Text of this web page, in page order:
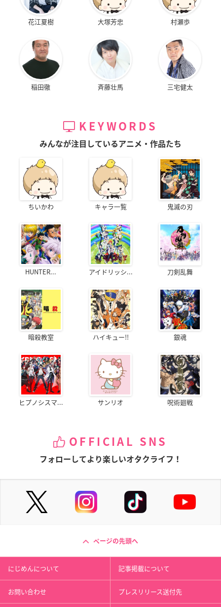
花江夏樹 大塚芳忠 村瀬歩
稲田徹 斉藤壮馬 三宅健太
KEYWORDS
みんなが注目しているアニメ・作品たち
ちいかわ キャラ一覧 鬼滅の刃
HUNTER... アイドリッシ... 刀剣乱舞
暗殺教室 ハイキュー!! 銀魂
ヒプノシスマ... サンリオ 呪術廻戦
OFFICIAL SNS
フォローしてより楽しいオタクライフ！
ページの先頭へ
にじめんについて 記事掲載について
お問い合わせ プレスリリース送付先